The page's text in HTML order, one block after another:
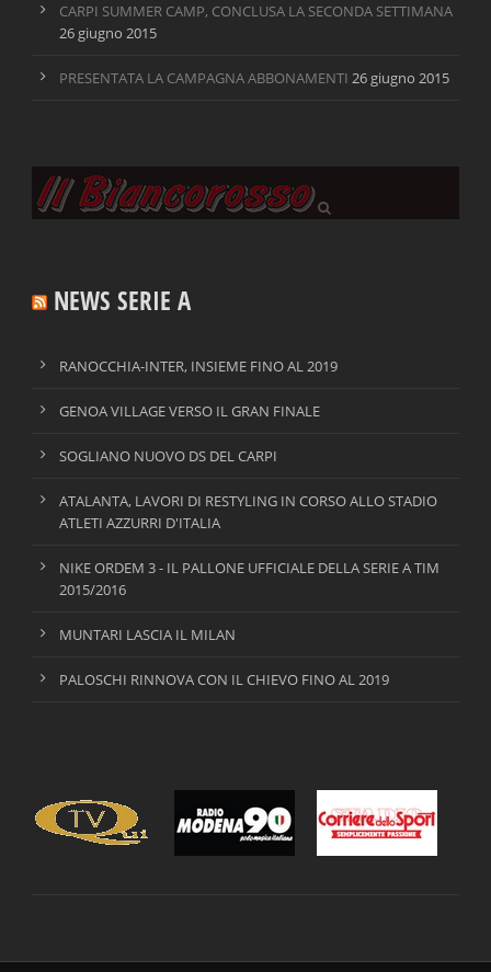
CARPI SUMMER CAMP, CONCLUSA LA SECONDA SETTIMANA
26 giugno 2015
PRESENTATA LA CAMPAGNA ABBONAMENTI 26 giugno 2015
NEWS SERIE A
RANOCCHIA-INTER, INSIEME FINO AL 2019
GENOA VILLAGE VERSO IL GRAN FINALE
SOGLIANO NUOVO DS DEL CARPI
ATALANTA, LAVORI DI RESTYLING IN CORSO ALLO STADIO
ATLETI AZZURRI D'ITALIA
NIKE ORDEM 3 - IL PALLONE UFFICIALE DELLA SERIE A TIM
2015/2016
MUNTARI LASCIA IL MILAN
PALOSCHI RINNOVA CON IL CHIEVO FINO AL 2019